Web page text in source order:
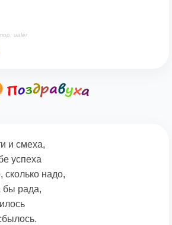
ualer
и смеха,
успеха
сколько надо,
рада,